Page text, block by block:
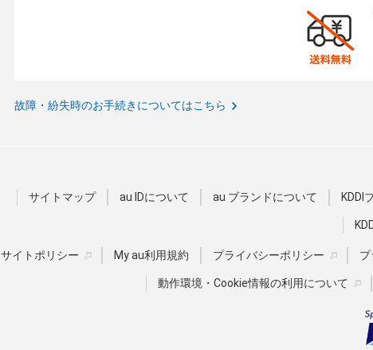
故障・紛失時のお手続きについてはこちら
サイトマップ au IDについて au ブランドについて KDDI
サイトポリシー My au利用規約 プライバシーポリシー
動作環境・Cookie情報の利用について